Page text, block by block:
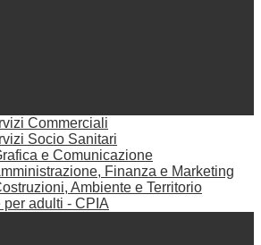
Commerciali
Socio Sanitari
e Comunicazione
Finanza e Marketing
Ambiente e Territorio
per adulti - CPIA